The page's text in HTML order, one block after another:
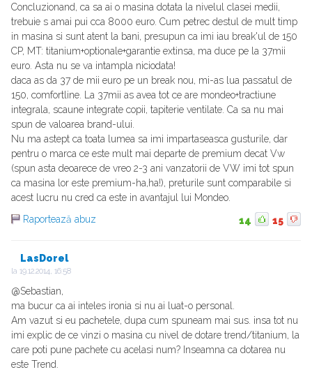
Concluzionand, ca sa ai o masina dotata la nivelul clasei medii,
trebuie s amai pui cca 8000 euro. Cum petrec destul de mult timp
in masina si sunt atent la bani, presupun ca imi iau break'ul de 150
CP, MT: titanium+optionale+garantie extinsa, ma duce pe la 37mii
euro. Asta nu se va intampla niciodata!
daca as da 37 de mii euro pe un break nou, mi-as lua passatul de
150, comfortline. La 37mii as avea tot ce are mondeo+tractiune
integrala, scaune integrate copii, tapiterie ventilate. Ca sa nu mai
spun de valoarea brand-ului.
Nu ma astept ca toata lumea sa imi impartaseasca gusturile, dar
pentru o marca ce este mult mai departe de premium decat Vw
(spun asta deoarece de vreo 2-3 ani vanzatorii de VW imi tot spun
ca masina lor este premium-ha,ha!), preturile sunt comparabile si
acest lucru nu cred ca este in avantajul lui Mondeo.
Raportează abuz
14 15
LasDorel
la 19.12.2014, 16:58
@Sebastian,
ma bucur ca ai inteles ironia si nu ai luat-o personal.
Am vazut si eu pachetele, dupa cum spuneam mai sus. insa tot nu
imi explic de ce vinzi o masina cu nivel de dotare trend/titanium, la
care poti pune pachete cu acelasi num? Inseamna ca dotarea nu
este Trend.